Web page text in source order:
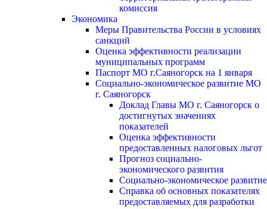
комиссия
Экономика
Меры Правительства России в условиях
санкций
Оценка эффективности реализации
муниципальных программ
Паспорт МО г.Саяногорск на 1 января
Социально-экономическое развитие МО
г. Саяногорск
Доклад Главы МО г. Саяногорск о
достигнутых значениях
показателей
Оценка эффективности
предоставленных налоговых льгот
Прогноз социально-
экономического развития
Социально-экономическое развитие
Справка об основных показателях
предоставляемых для разработки